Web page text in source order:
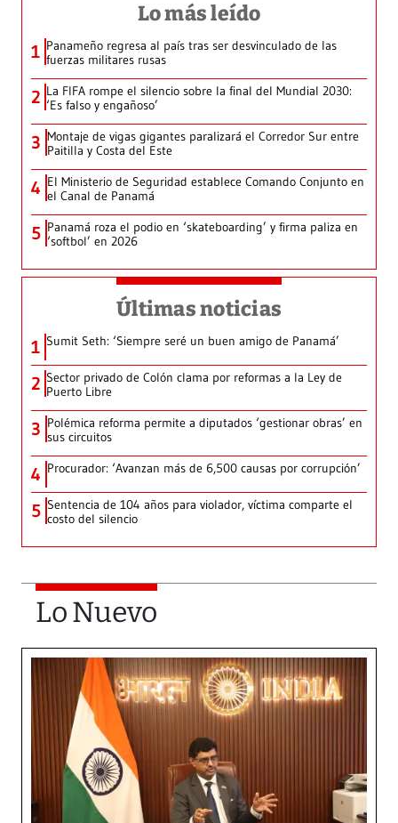
Lo más leído
1 Panameño regresa al país tras ser desvinculado de las
fuerzas militares rusas
2 La FIFA rompe el silencio sobre la final del Mundial 2030:
‘Es falso y engañoso’
3 Montaje de vigas gigantes paralizará el Corredor Sur entre
Paitilla y Costa del Este
4 El Ministerio de Seguridad establece Comando Conjunto en
el Canal de Panamá
5 Panamá roza el podio en ‘skateboarding’ y firma paliza en
‘softbol’ en 2026
Últimas noticias
1 Sumit Seth: ‘Siempre seré un buen amigo de Panamá’
2 Sector privado de Colón clama por reformas a la Ley de
Puerto Libre
3 Polémica reforma permite a diputados ‘gestionar obras’ en
sus circuitos
4 Procurador: ‘Avanzan más de 6,500 causas por corrupción’
5 Sentencia de 104 años para violador, víctima comparte el
costo del silencio
Lo Nuevo